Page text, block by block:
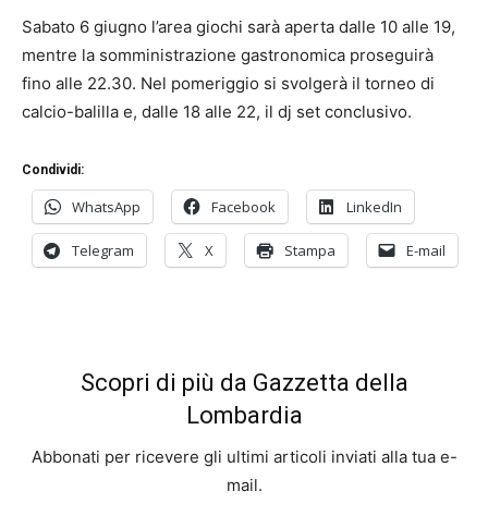
Sabato 6 giugno l’area giochi sarà aperta dalle 10 alle 19,
mentre la somministrazione gastronomica proseguirà
fino alle 22.30. Nel pomeriggio si svolgerà il torneo di
calcio-balilla e, dalle 18 alle 22, il dj set conclusivo.
Condividi:
WhatsApp Facebook LinkedIn
Telegram X Stampa E-mail
Scopri di più da Gazzetta della
Lombardia
Abbonati per ricevere gli ultimi articoli inviati alla tua e-
mail.